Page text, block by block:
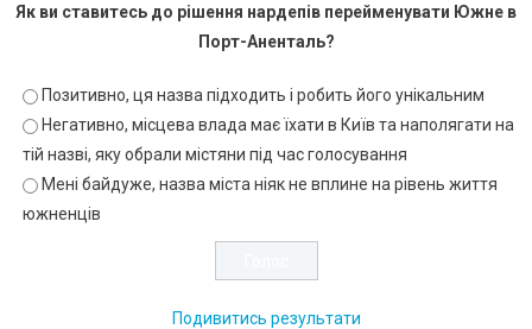
Як ви ставитесь до рішення нардепів перейменувати Южне в
Порт-Аненталь?
Позитивно, ця назва підходить і робить його унікальним
Негативно, місцева влада має їхати в Київ та наполягати на
тій назві, яку обрали містяни під час голосування
Мені байдуже, назва міста ніяк не вплине на рівень життя
южненців
Подивитись результати